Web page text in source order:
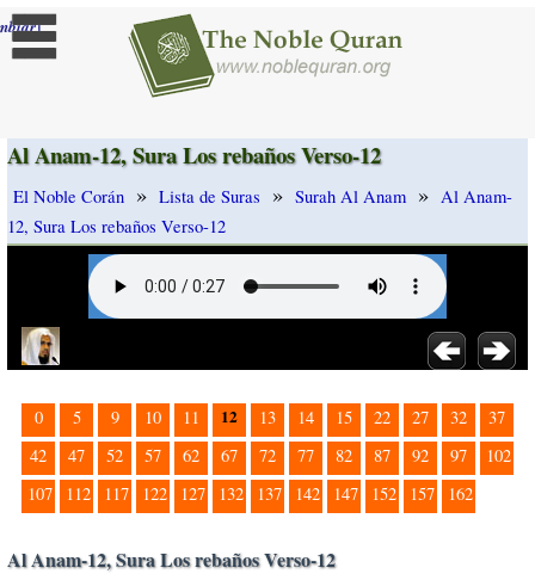
]
Al Anam-12, Sura Los rebaños Verso-12
El Noble Corán » Lista de Suras » Surah Al Anam » Al Anam-
12, Sura Los rebaños Verso-12
0 5 9 10 11 12 13 14 15 22 27 32
37
42
47 52 57 62 67 72 77 82 87 92 97
102
107
112 117 122 127 132 137 142 147 152 157 162
Al Anam-12, Sura Los rebaños Verso-12